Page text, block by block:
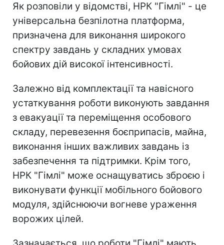
Як розповіли у відомстві, НРК "Гімлі" - це
універсальна безпілотна платформа,
призначена для виконання широкого
спектру завдань у складних умовах
бойових дій високої інтенсивності.
Залежно від комплектації та навісного
устаткування роботи виконують завдання
з евакуації та переміщення особового
складу, перевезення боєприпасів, майна,
виконання інших важливих завдань із
забезпечення та підтримки. Крім того,
НРК "Гімлі" може оснащуватись зброєю і
виконувати функції мобільного бойового
модуля, здійснюючи вогневе ураження
ворожих цілей.